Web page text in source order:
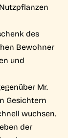
des
Bewohner
und
Mr.
Gesichtern
wuchsen.
der